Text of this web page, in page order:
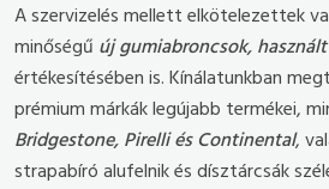
A szervizelés mellett elkötelezettek
minőségű új gumiabroncsok,
értékesítésében is. Kínálatunkban
prémium márkák legújabb termékei,
Bridgestone, Pirelli és Continental,
strapabíró alufelnik és dísztárcsák